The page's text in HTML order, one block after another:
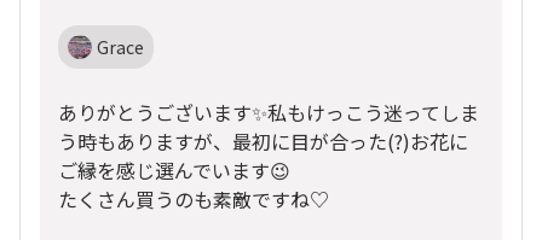
Grace
ありがとうございます✨私もけっこう迷ってしま
う時もありますが、最初に目が合った(?)お花に
ご縁を感じ選んでいます😉
たくさん買うのも素敵ですね♡